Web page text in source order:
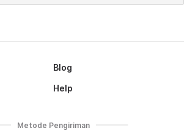
Blog
Help
Metode Pengiriman